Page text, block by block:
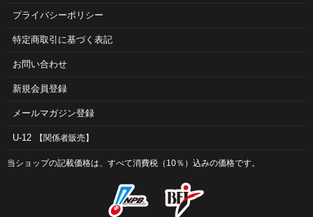
プライバシーポリシー
特定商取引に基づく表記
お問い合わせ
新規会員登録
メールマガジン登録
U-12 【関係者販売】
当ショップの記載価格は、すべて消費税（10％）込みの価格です。